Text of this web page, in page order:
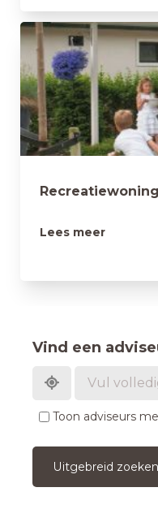
Lees meer
Vind een
Toon adviseurs
Uitgebreid zoeken